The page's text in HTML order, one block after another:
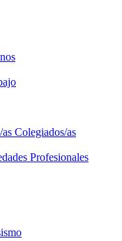
Colegiados/as
Profesionales